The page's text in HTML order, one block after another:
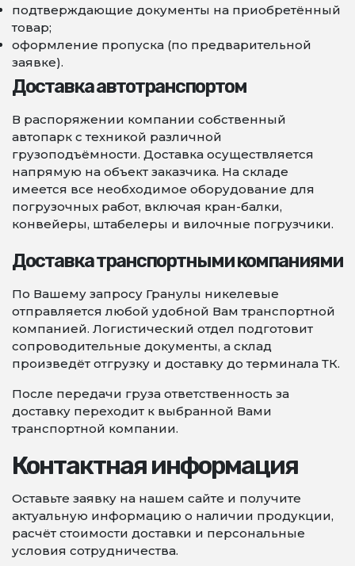
подтверждающие документы на приобретённый
товар;
оформление пропуска (по предварительной
заявке).
Доставка автотранспортом
В распоряжении компании собственный
автопарк с техникой различной
грузоподъёмности. Доставка осуществляется
напрямую на объект заказчика. На складе
имеется все необходимое оборудование для
погрузочных работ, включая кран-балки,
конвейеры, штабелеры и вилочные погрузчики.
Доставка транспортными компаниями
По Вашему запросу Гранулы никелевые
отправляется любой удобной Вам транспортной
компанией. Логистический отдел подготовит
сопроводительные документы, а склад
произведёт отгрузку и доставку до терминала ТК.
После передачи груза ответственность за
доставку переходит к выбранной Вами
транспортной компании.
Контактная информация
Оставьте заявку на нашем сайте и получите
актуальную информацию о наличии продукции,
расчёт стоимости доставки и персональные
условия сотрудничества.